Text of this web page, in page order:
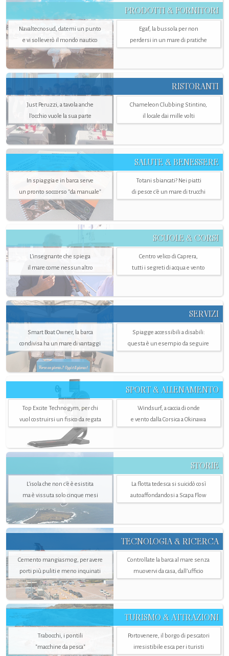
PRODOTTI & FORNITORI
Navaltecnosud, datemi un punto
e vi solleverò il mondo nautico
Egaf, la bussola per non
perdersi in un mare di pratiche
RISTORANTI
Just Peruzzi, a tavola anche
l’occhio vuole la sua parte
Chameleon Clubbing Stintino,
il locale dai mille volti
SALUTE & BENESSERE
In spiaggia e in barca serve
un pronto soccorso "da manuale"
Totani sbiancati? Nei piatti
di pesce c'è un mare di trucchi
SCUOLE & CORSI
L'insegnante che spiega
il mare come nessun altro
Centro velico di Caprera,
tutti i segreti di acqua e vento
SERVIZI
Smart Boat Owner, la barca
condivisa ha un mare di vantaggi
Spiagge accessibili a disabili:
questa è un esempio da seguire
SPORT & ALLENAMENTO
Top Excite Technogym, per chi
vuol costruirsi un fisico da regata
Windsurf, a caccia di onde
e vento dalla Corsica a Okinawa
STORIE
L’isola che non c'è è esistita
ma è vissuta solo cinque mesi
La flotta tedesca si suicidò così
autoaffondandosi a Scapa Flow
TECNOLOGIA & RICERCA
Cemento mangiasmog, per avere
porti più puliti e meno inquinati
Controllate la barca al mare senza
muovervi da casa, dall’ufficio
TURISMO & ATTRAZIONI
Trabocchi, i pontili
"macchine da pesca"
Portovenere, il borgo di pescatori
irresistibile esca per i turisti